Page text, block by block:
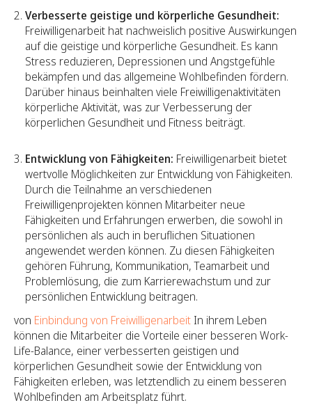
Verbesserte geistige und körperliche Gesundheit:
Freiwilligenarbeit hat nachweislich positive Auswirkungen
auf die geistige und körperliche Gesundheit. Es kann
Stress reduzieren, Depressionen und Angstgefühle
bekämpfen und das allgemeine Wohlbefinden fördern.
Darüber hinaus beinhalten viele Freiwilligenaktivitäten
körperliche Aktivität, was zur Verbesserung der
körperlichen Gesundheit und Fitness beiträgt.
Entwicklung von Fähigkeiten: Freiwilligenarbeit bietet
wertvolle Möglichkeiten zur Entwicklung von Fähigkeiten.
Durch die Teilnahme an verschiedenen
Freiwilligenprojekten können Mitarbeiter neue
Fähigkeiten und Erfahrungen erwerben, die sowohl in
persönlichen als auch in beruflichen Situationen
angewendet werden können. Zu diesen Fähigkeiten
gehören Führung, Kommunikation, Teamarbeit und
Problemlösung, die zum Karrierewachstum und zur
persönlichen Entwicklung beitragen.
von Einbindung von Freiwilligenarbeit In ihrem Leben
können die Mitarbeiter die Vorteile einer besseren Work-
Life-Balance, einer verbesserten geistigen und
körperlichen Gesundheit sowie der Entwicklung von
Fähigkeiten erleben, was letztendlich zu einem besseren
Wohlbefinden am Arbeitsplatz führt.